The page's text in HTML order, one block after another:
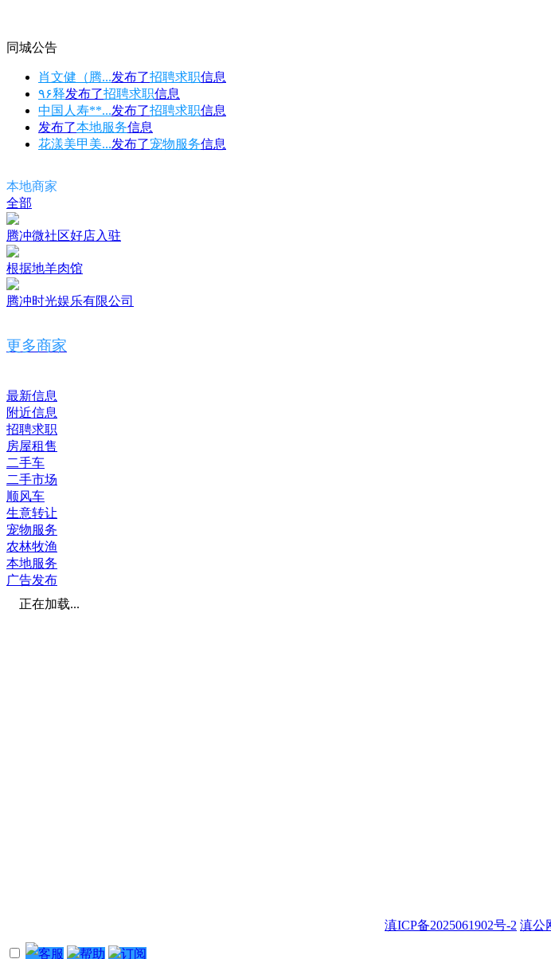
同城公告
肖文健（腾...发布了招聘求职信息
٩۶释发布了招聘求职信息
中国人寿**...发布了招聘求职信息
发布了本地服务信息
花漾美甲美...发布了宠物服务信息
本地商家
全部
腾冲微社区好店入驻
根据地羊肉馆
腾冲时光娱乐有限公司
更多商家
最新信息
附近信息
招聘求职
房屋租售
二手车
二手市场
顺风车
生意转让
宠物服务
农林牧渔
本地服务
广告发布
正在加载...
滇ICP备2025061902号-2 滇公
客服 帮助 订阅